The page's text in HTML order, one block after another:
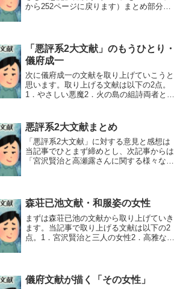
から252ページに戻ります）まとめ部分の
「やさし...
「悪評系2大文献」のもうひとり・
儀府成一
次に儀府成一の文献を取り上げていこうと
思います。取り上げる文献は以下の2点。
1．やさしい悪魔2．火の島の組詩両者とも
されています。1は約43ページにわたっ
て、...
悪評系2大文献まとめ
「悪評系2大文献」に対する意見と感想は
当記事でひとまず締めとし、次記事からは
「宮沢賢治と高瀬露さんに関する様々な
いきたいと思い...
森荘已池文献・和服姿の女性
まずは森荘已池の文献から取り上げていき
ます。当記事で取り上げる文献は以下の2
点。1．宮沢賢治と三人の女性2．高雅な和
儀府文献が描く「その女性」